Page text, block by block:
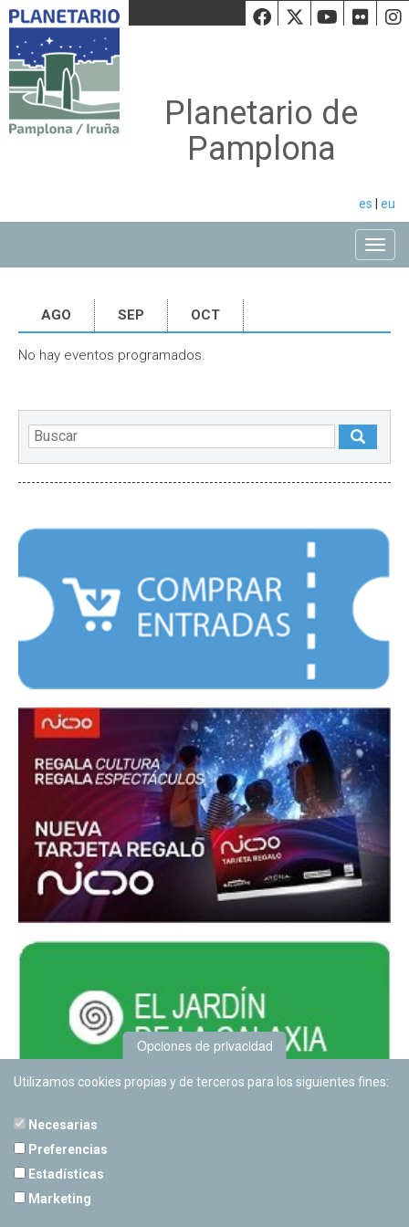
Facebook
Twiiter
Planetario de
Pamplona
es eu
AGO SEP OCT
No hay eventos programados.
Opciones de privacidad
Utilizamos cookies propias y de terceros para los siguientes fines:
Necesarias
Preferencias
Estadísticas
Marketing